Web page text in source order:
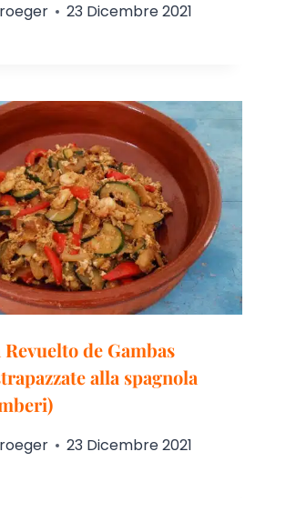
23 Dicembre 2021
Revuelto de Gambas
alla spagnola
23 Dicembre 2021